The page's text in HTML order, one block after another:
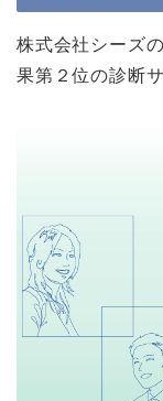
株式会社シーズ
果第２位の診断